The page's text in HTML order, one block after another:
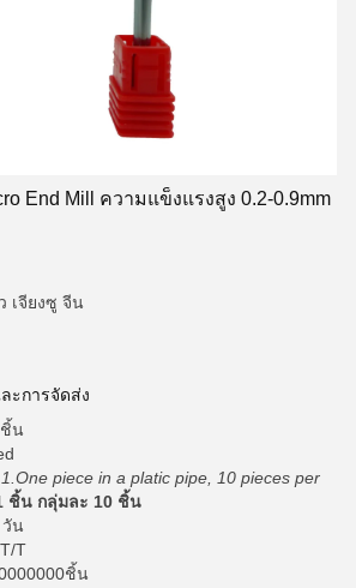
End Mill ความแข็งแรงสูง 0.2-0.9mm
เจียงซู จีน
ะการจัดส่ง
น
1.One piece in a platic pipe, 10 pieces per
ชิ้น กลุ่มละ 10 ชิ้น
วัน
T
ชิ้น